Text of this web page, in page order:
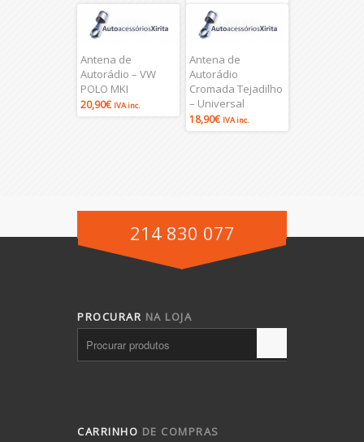
Antena de
Autorádio – VW
POLO MKI
20,90€ IVA inc.
Antena de
Autorádio
Cromada Tejadilho
– Universal
18,90€ IVA inc.
214 830 077
PROCURAR NA LOJA
CARRINHO DE COMPRAS